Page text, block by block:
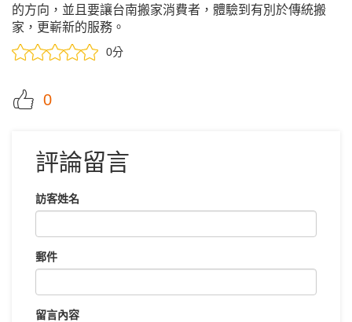
的方向，並且要讓台南搬家消費者，體驗到有別於傳統搬
家，更嶄新的服務。
0分
0
評論留言
訪客姓名
郵件
留言內容